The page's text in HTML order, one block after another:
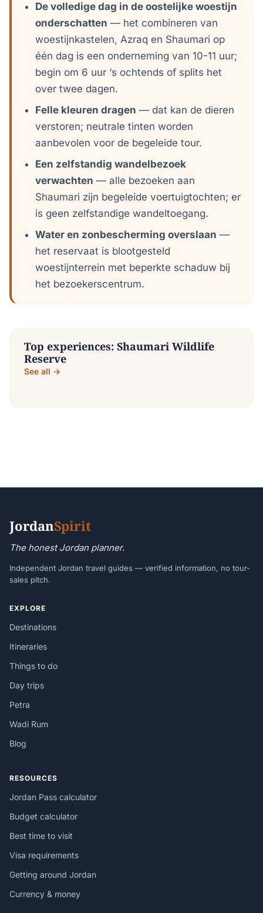
De volledige dag in de oostelijke woestijn
onderschatten — het combineren van
woestijnkastelen, Azraq en Shaumari op
één dag is een onderneming van 10-11 uur;
begin om 6 uur ‘s ochtends of splits het
over twee dagen.
Felle kleuren dragen — dat kan de dieren
verstoren; neutrale tinten worden
aanbevolen voor de begeleide tour.
Een zelfstandig wandelbezoek
verwachten — alle bezoeken aan
Shaumari zijn begeleide voertuigtochten; er
is geen zelfstandige wandeltoegang.
Water en zonbescherming overslaan —
het reservaat is blootgesteld
woestijnterrein met beperkte schaduw bij
het bezoekerscentrum.
Top experiences: Shaumari Wildlife
Reserve
See all →
JordanSpirit
The honest Jordan planner.
Independent Jordan travel guides — verified information, no tour-
sales pitch.
EXPLORE
Destinations
Itineraries
Things to do
Day trips
Petra
Wadi Rum
Blog
RESOURCES
Jordan Pass calculator
Budget calculator
Best time to visit
Visa requirements
Getting around Jordan
Currency & money